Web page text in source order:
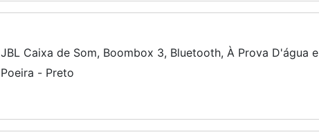
JBL Caixa de Som, Boombox 3, Bluetooth, À Prova D'água e
Poeira - Preto